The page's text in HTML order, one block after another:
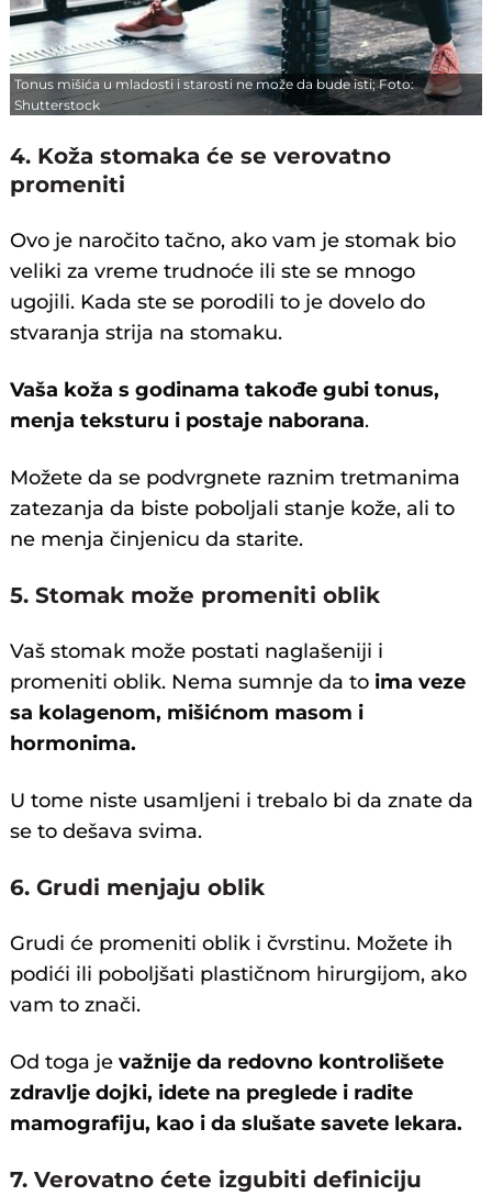
Tonus mišića u mladosti i starosti ne može da bude isti; Foto:
Shutterstock
4. Koža stomaka će se verovatno
promeniti
Ovo je naročito tačno, ako vam je stomak bio
veliki za vreme trudnoće ili ste se mnogo
ugojili. Kada ste se porodili to je dovelo do
stvaranja strija na stomaku.
Vaša koža s godinama takođe gubi tonus,
menja teksturu i postaje naborana.
Možete da se podvrgnete raznim tretmanima
zatezanja da biste poboljali stanje kože, ali to
ne menja činjenicu da starite.
5. Stomak može promeniti oblik
Vaš stomak može postati naglašeniji i
promeniti oblik. Nema sumnje da to ima veze
sa kolagenom, mišićnom masom i
hormonima.
U tome niste usamljeni i trebalo bi da znate da
se to dešava svima.
6. Grudi menjaju oblik
Grudi će promeniti oblik i čvrstinu. Možete ih
podići ili poboljšati plastičnom hirurgijom, ako
vam to znači.
Od toga jevažnije da redovno kontrolišete
zdravlje dojki, idete na preglede i radite
mamografiju, kao i da slušate savete lekara.
7. Verovatno ćete izgubiti definiciju